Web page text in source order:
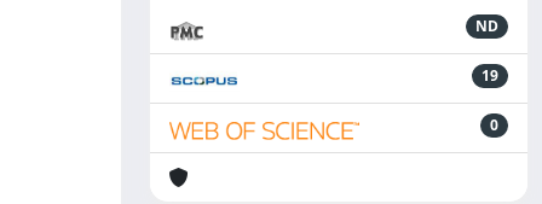
ND
19
0